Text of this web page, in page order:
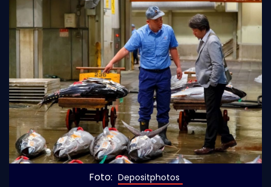
Foto: Depositphotos